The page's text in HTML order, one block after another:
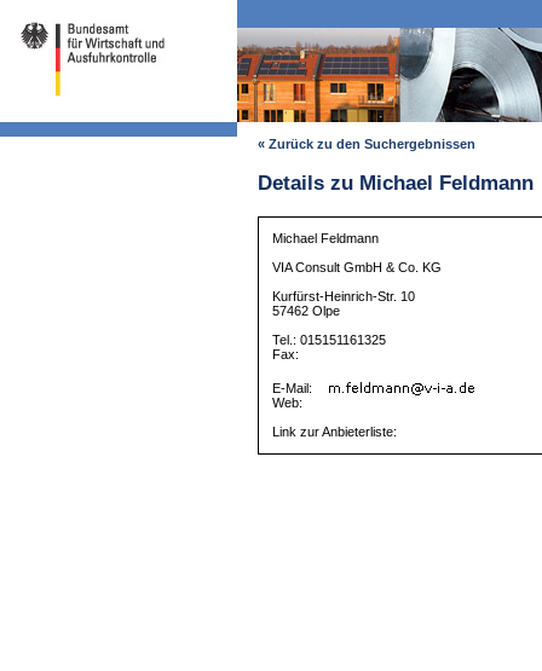
« Zurück zu den Suchergebnissen
Details zu Michael Feldmann
Michael Feldmann
VIA Consult GmbH & Co. KG
Kurfürst-Heinrich-Str. 10
57462 Olpe
Tel.: 015151161325
Fax:
E-Mail:
Web:
Link zur Anbieterliste: